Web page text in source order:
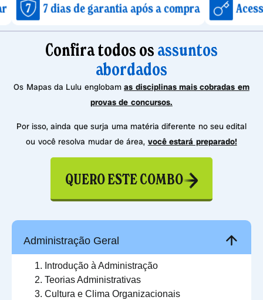
de garantia após a compra Acesso
Confira todos os assuntos
abordados
Os Mapas da Lulu englobamas disciplinas mais cobradas em
provas de concursos.
Por isso, ainda que surja uma matéria diferente no seu edital
ou você resolva mudar de área, você estará preparado!
QUERO ESTE COMBO
Administração Geral
Introdução à Administração
Teorias Administrativas
Cultura e Clima Organizacionais